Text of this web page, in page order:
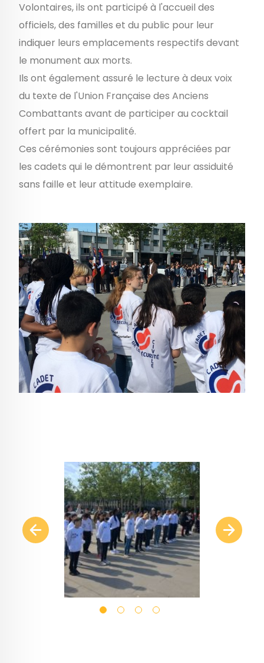
Volontaires, ils ont participé à l'accueil des
officiels, des familles et du public pour leur
indiquer leurs emplacements respectifs devant
le monument aux morts.
Ils ont également assuré le lecture à deux voix
du texte de l'Union Française des Anciens
Combattants avant de participer au cocktail
offert par la municipalité.
Ces cérémonies sont toujours appréciées par
les cadets qui le démontrent par leur assiduité
sans faille et leur attitude exemplaire.